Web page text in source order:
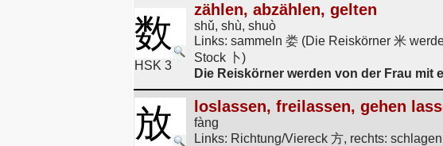
数
HSK 3
zählen, abzählen, gelten
shǔ, shù, shuò
Links: sammeln 娄 (Die Reiskörner 米
Stock 卜)
Die Reiskörner werden von der Frau mit
放 loslassen, freilassen, gehen
fàng
Links: Richtung/Viereck 方, rechts: